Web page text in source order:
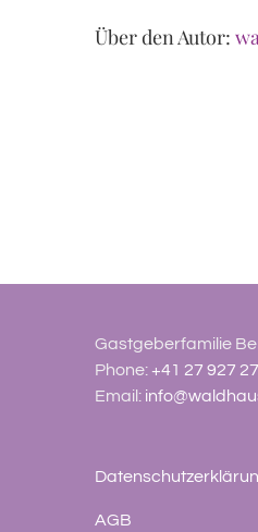
Über den Autor:
Gastgeberfamilie
Phone:+41 27 927
Email:
AGB